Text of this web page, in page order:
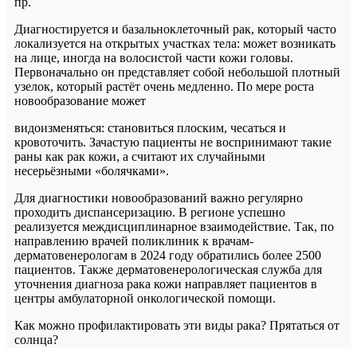
Диагностируется и базальноклеточный рак, который часто
локализуется на открытых участках тела: может возникать
на лице, иногда на волосистой части кожи головы.
Первоначально он представляет собой небольшой плотный
узелок, который растёт очень медленно. По мере роста
новообразование может
видоизменяться: становиться плоским, чесаться и
кровоточить. Зачастую пациенты не воспринимают такие
раны как рак кожи, а считают их случайными
несерьёзными «болячками».
Для диагностики новообразований важно регулярно
проходить диспансеризацию. В регионе успешно
реализуется междисциплинарное взаимодействие. Так, по
направлению врачей поликлиник к врачам-
дерматовенерологам в 2024 году обратились более 2500
пациентов. Также дерматовенерологическая служба для
уточнения диагноза рака кожи направляет пациентов в
центры амбулаторной онкологической помощи.
Как можно профилактировать эти виды рака? Прятаться от
солнца?